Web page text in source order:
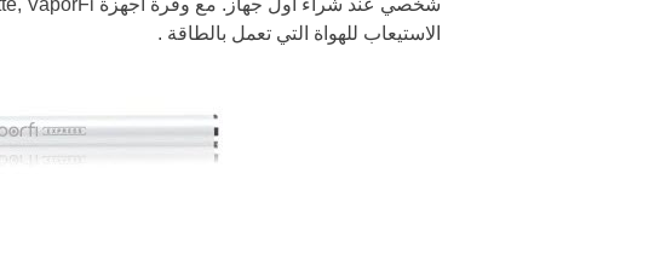
الاستيعاب للهواة التي تعمل بالطاقة .